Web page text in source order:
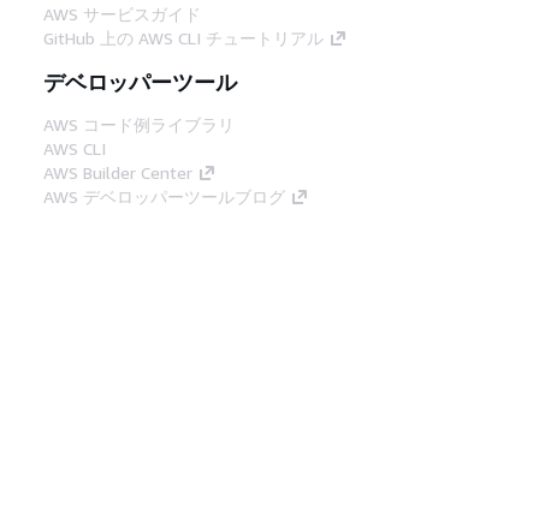
AWS サービスガイド
GitHub 上の AWS CLI チュートリアル
デベロッパーツール
AWS コード例ライブラリ
AWS CLI
AWS Builder Center
AWS デベロッパーツールブログ